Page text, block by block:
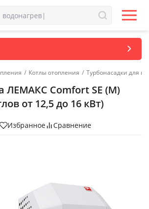
/ Котлы отопления / Турбонасадки для
ЛЕМАКС Comfort SE (M)
от 12,5 до 16 кВт)
Избранное Сравнение